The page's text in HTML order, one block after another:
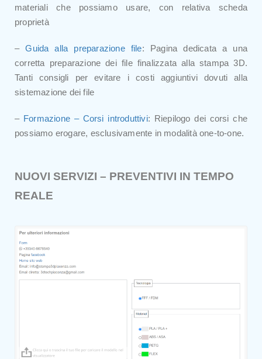
materiali che possiamo usare, con relativa scheda
proprietà
–Guida alla preparazione file: Pagina dedicata a una
corretta preparazione dei file finalizzata alla stampa 3D.
Tanti consigli per evitare i costi aggiuntivi dovuti alla
sistemazione dei file
– Formazione – Corsi introduttivi: Riepilogo dei corsi che
possiamo erogare, esclusivamente in modalità one-to-one.
NUOVI SERVIZI – PREVENTIVI IN TEMPO
REALE